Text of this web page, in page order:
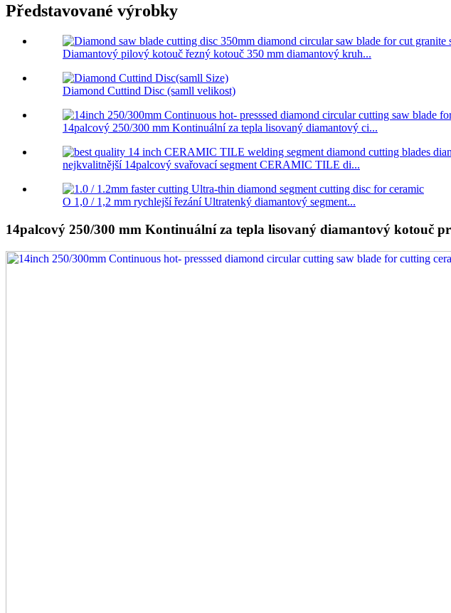
Představované výrobky
Diamantový pilový kotouč řezný kotouč 350 mm diamantový kruh...
Diamond Cuttind Disc (samll velikost)
14palcový 250/300 mm Kontinuální za tepla lisovaný diamantový ci...
nejkvalitnější 14palcový svařovací segment CERAMIC TILE di...
O 1,0 / 1,2 mm rychlejší řezání Ultratenký diamantový segment...
14palcový 250/300 mm Kontinuální za tepla lisovaný diamantový kotouč